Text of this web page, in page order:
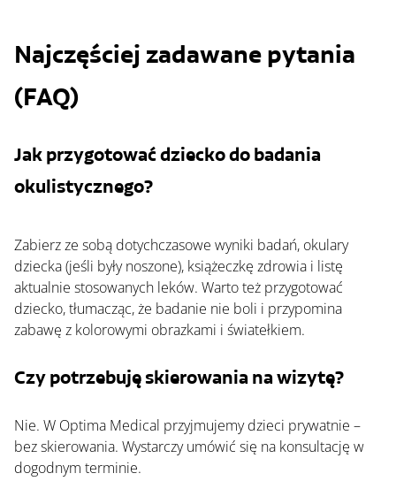
Najczęściej zadawane pytania
(FAQ)
Jak przygotować dziecko do badania
okulistycznego?
Zabierz ze sobą dotychczasowe wyniki badań, okulary
dziecka (jeśli były noszone), książeczkę zdrowia i listę
aktualnie stosowanych leków. Warto też przygotować
dziecko, tłumacząc, że badanie nie boli i przypomina
zabawę z kolorowymi obrazkami i światełkiem.
Czy potrzebuję skierowania na wizytę?
Nie. W Optima Medical przyjmujemy dzieci prywatnie –
bez skierowania. Wystarczy umówić się na konsultację w
dogodnym terminie.